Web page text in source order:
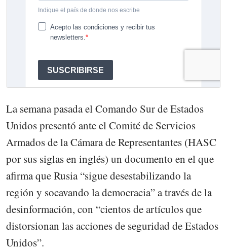
La semana pasada el Comando Sur de Estados
Unidos presentó ante el Comité de Servicios
Armados de la Cámara de Representantes (HASC
por sus siglas en inglés) un documento en el que
afirma que Rusia “sigue desestabilizando la
región y socavando la democracia” a través de la
desinformación, con “cientos de artículos que
distorsionan las acciones de seguridad de Estados
Unidos”.